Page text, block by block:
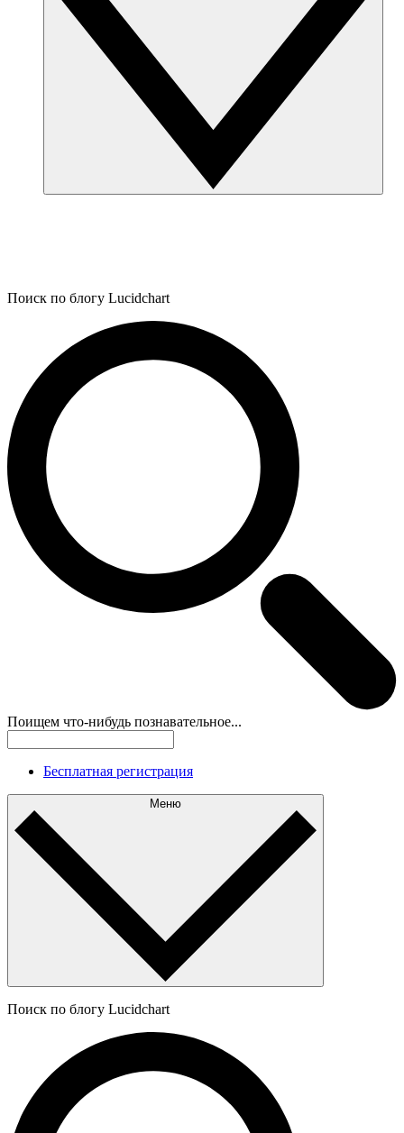
Поиск по блогу Lucidchart
Поищем что-нибудь познавательное...
Бесплатная регистрация
Меню
Поиск по блогу Lucidchart